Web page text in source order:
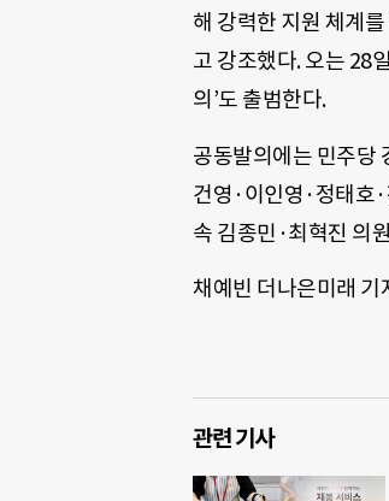
해 강력한 지원 체계
고 강조했다. 오는 28
의’도 출범한다.
공동발의에는 민주당
건영·이인영·정태호
속 김종민·최혁진 의
채예빈 더나은미래 기
관련 기사